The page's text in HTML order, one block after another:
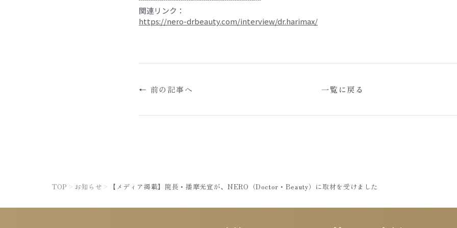
関連リンク：
https://nero-drbeauty.com/interview/dr.harimax/
← 前の記事へ 一覧に戻る
TOP > お知らせ > 【メディア掲載】院長・播摩光宣が、NERO（Doctor・Beauty）に取材を受けました